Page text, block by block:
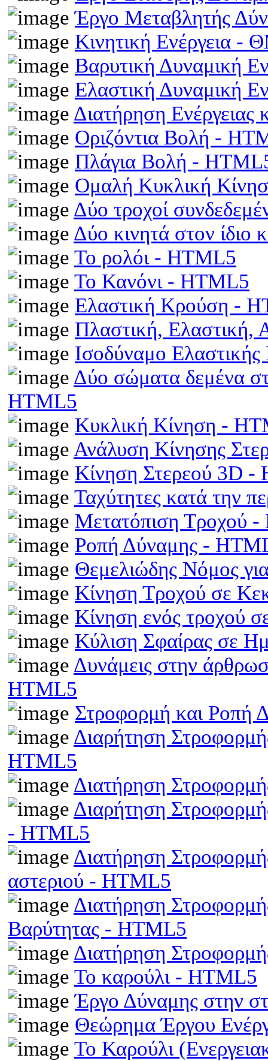
Έργο Μεταβλητής
Κινητική Ενέργεια
Βαρυτική Δυναμική
Ελαστική Δυναμική
Διατήρηση
Οριζόντια Βολή -
Πλάγια Βολή -
Ομαλή Κυκλική
Δύο τροχοί
Δύο κινητά στον
Το ρολόι - HTML5
Το Κανόνι - HTML5
Ελαστική Κρούση -
Πλαστική,
Ισοδύναμο
Δύο σώματα δεμένα
HTML5
Κυκλική Κίνηση -
Ανάλυση Κίνησης
Κίνηση Στερεού 3D -
Ταχύτητες κατά την
Μετατόπιση Τροχού
Ροπή Δύναμης -
Θεμελιώδης Νόμος
Κίνηση Τροχού σε
Κίνηση ενός τροχού
Κύλιση Σφαίρας σε
Δυνάμεις στην
HTML5
Στροφορμή και Ροπή
Διαρήτηση
HTML5
Διατήρηση
Διαρήτηση
- HTML5
Διατήρηση
αστεριού - HTML5
Διατήρηση
Βαρύτητας - HTML5
Διατήρηση
Το καρούλι - HTML5
Έργο Δύναμης στην
Θεώρημα Έργου
Το Καρούλι